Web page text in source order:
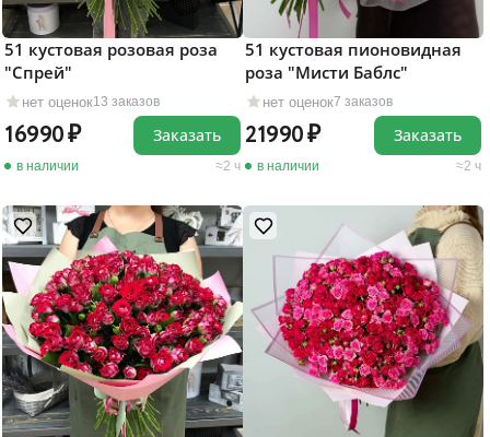
нет оценок13 заказов
51 кустовая розовая роза
"Cпрей"
16990
в наличии 2 ч
Заказать
нет оценок7 заказов
51 кустовая пионовидная
роза "Мисти Баблс"
21990
в наличии 2 ч
Заказать